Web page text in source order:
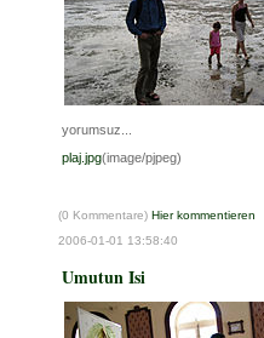
yorumsuz...
plaj.jpg(image/pjpeg)
(0 Kommentare) Hier kommentieren
2006-01-01 13:58:40
Umutun Isi